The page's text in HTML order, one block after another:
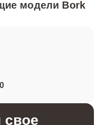
модели Bork